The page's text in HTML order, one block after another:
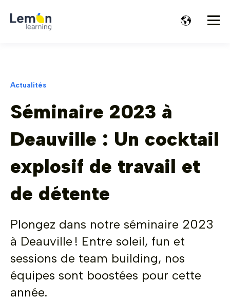
Actualités
Séminaire 2023 à
Deauville : Un cocktail
explosif de travail et
de détente
Plongez dans notre séminaire 2023
à Deauville ! Entre soleil, fun et
sessions de team building, nos
équipes sont boostées pour cette
année.